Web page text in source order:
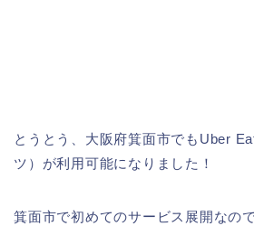
とうとう、大阪府箕面市でもUber
ツ）が利用可能になりました！
箕面市で初めてのサービス展開なの